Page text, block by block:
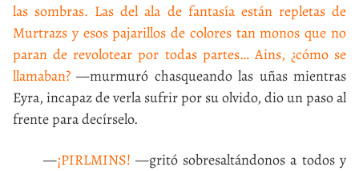
las sombras. Las del ala de fantasía están repletas de
Murtrazs y esos pajarillos de colores tan monos que no
paran de revolotear por todas partes… Ains, ¿cómo se
llamaban? —murmuró chasqueando las uñas mientras
Eyra, incapaz de verla sufrir por su olvido, dio un paso al
frente para decírselo.
—¡PIRLMINS! —gritó sobresaltándonos a todos y